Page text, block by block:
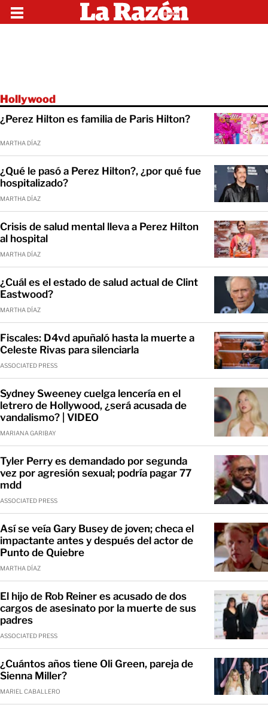
Hollywood
¿Perez Hilton es familia de Paris Hilton?
MARTHA DÍAZ
¿Qué le pasó a Perez Hilton?, ¿por qué fue
hospitalizado?
MARTHA DÍAZ
Crisis de salud mental lleva a Perez Hilton
al hospital
MARTHA DÍAZ
¿Cuál es el estado de salud actual de Clint
Eastwood?
MARTHA DÍAZ
Fiscales: D4vd apuñaló hasta la muerte a
Celeste Rivas para silenciarla
ASSOCIATED PRESS
Sydney Sweeney cuelga lencería en el
letrero de Hollywood, ¿será acusada de
vandalismo? | VIDEO
MARIANA GARIBAY
Tyler Perry es demandado por segunda
vez por agresión sexual; podría pagar 77
mdd
ASSOCIATED PRESS
Así se veía Gary Busey de joven; checa el
impactante antes y después del actor de
Punto de Quiebre
MARTHA DÍAZ
El hijo de Rob Reiner es acusado de dos
cargos de asesinato por la muerte de sus
padres
ASSOCIATED PRESS
¿Cuántos años tiene Oli Green, pareja de
Sienna Miller?
MARIEL CABALLERO